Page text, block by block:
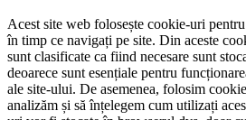
Acest site web folosește cookie-uri
în timp ce navigați pe site. Din aceste
sunt clasificate ca fiind necesare sunt
deoarece sunt esențiale pentru
ale site-ului. De asemenea, folosim
analizăm și să înțelegem cum utilizați